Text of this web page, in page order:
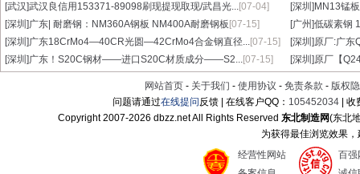
[武汉]武汉良信用153371-89098刷现提现取现/武昌光...[07-04] [深圳] MN13锰
[深圳]广东| 耐磨钢：NM360A钢板 NM400A耐磨钢板 [07-15] [广州]低碳素钢
[深圳]广东18CrMo4—40CR光圆—42CrMo4合金钢直径...[07-15] [深圳]原厂:广东
[深圳]广东！S20C钢材——进口S20C材质成分——S2...[07-15] [深圳]原厂【
网站首页 - 关于我们 - 使用协议 - 免责条款 - 版权
问题请通过在线提问反馈 | 在线客户QQ： 105452034 |
Copyright 2007-2026 dbzz.net All Rights Reserved东北制造网(东北
为获得最佳浏览效果
经营性网站
百强